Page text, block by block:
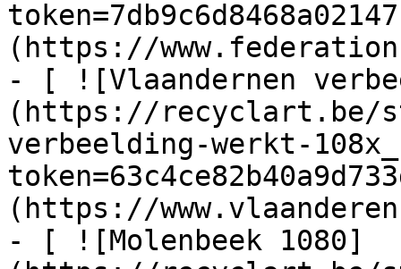
(https://
- [ ![Vlaandernen
(https://recyclart.be/
verbeelding-werkt-
(https://
- [ ![Molenbeek 1080]